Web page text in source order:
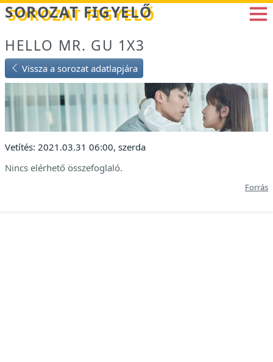
Betöltés...
SOROZAT FIGYELŐ
HELLO MR. GU 1X3
Vissza a sorozat adatlapjára
Vetítés: 2021.03.31 06:00, szerda
Nincs elérhető összefoglaló.
Forrás